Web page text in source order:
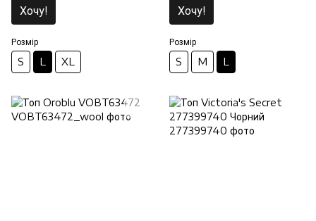
Хочу!
Розмір
S L XL
Хочу!
Розмір
S M L